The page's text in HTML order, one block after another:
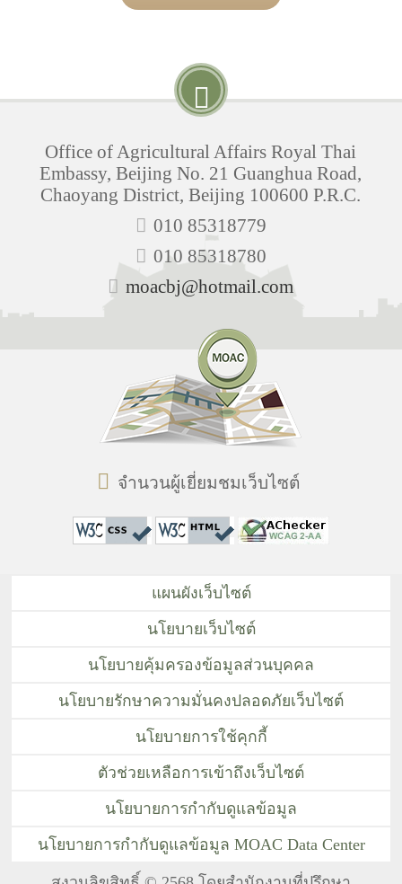
Office of Agricultural Affairs Royal Thai
Embassy, Beijing No. 21 Guanghua Road,
Chaoyang District, Beijing 100600 P.R.C.
010 85318779
010 85318780
moacbj@hotmail.com
จำนวนผู้เยี่ยมชมเว็บไซต์
แผนผังเว็บไซต์
นโยบายเว็บไซต์
นโยบายคุ้มครองข้อมูลส่วนบุคคล
นโยบายรักษาความมั่นคงปลอดภัยเว็บไซต์
นโยบายการใช้คุกกี้
ตัวช่วยเหลือการเข้าถึงเว็บไซต์
นโยบายการกำกับดูแลข้อมูล
นโยบายการกำกับดูแลข้อมูล MOAC Data Center